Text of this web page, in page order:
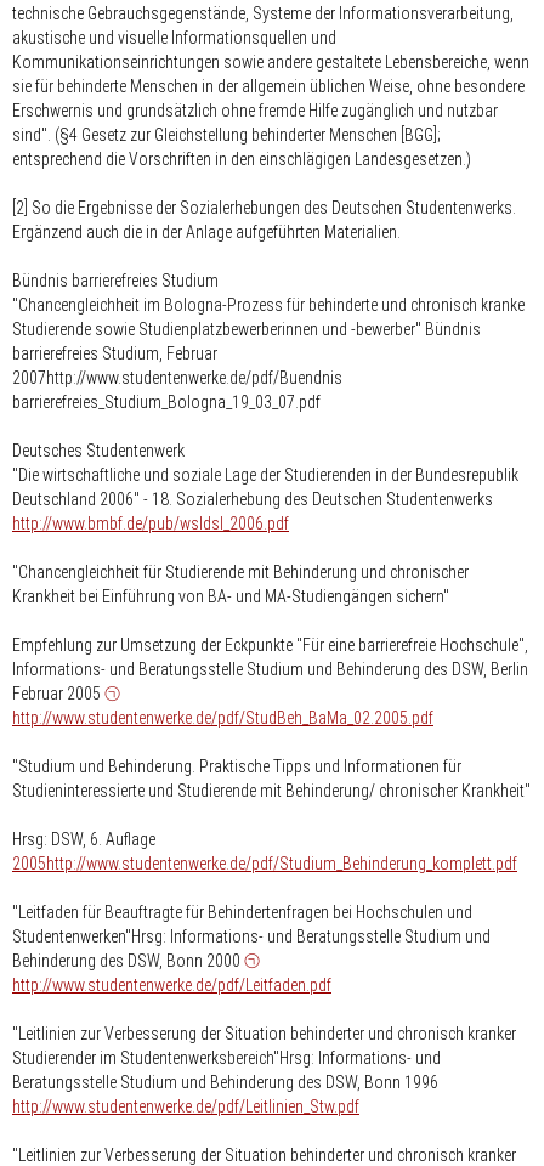
technische Gebrauchsgegenstände, Systeme der Informationsverarbeitung,
akustische und visuelle Informationsquellen und
Kommunikationseinrichtungen sowie andere gestaltete Lebensbereiche, wenn
sie für behinderte Menschen in der allgemein üblichen Weise, ohne besondere
Erschwernis und grundsätzlich ohne fremde Hilfe zugänglich und nutzbar
sind". (§4 Gesetz zur Gleichstellung behinderter Menschen [BGG];
entsprechend die Vorschriften in den einschlägigen Landesgesetzen.)
[2] So die Ergebnisse der Sozialerhebungen des Deutschen Studentenwerks.
Ergänzend auch die in der Anlage aufgeführten Materialien.
Bündnis barrierefreies Studium
"Chancengleichheit im Bologna-Prozess für behinderte und chronisch kranke
Studierende sowie Studienplatzbewerberinnen und -bewerber" Bündnis
barrierefreies Studium, Februar
2007http://www.studentenwerke.de/pdf/Buendnis
barrierefreies_Studium_Bologna_19_03_07.pdf
Deutsches Studentenwerk
"Die wirtschaftliche und soziale Lage der Studierenden in der Bundesrepublik
Deutschland 2006" - 18. Sozialerhebung des Deutschen Studentenwerks
http://www.bmbf.de/pub/wsldsl_2006.pdf
"Chancengleichheit für Studierende mit Behinderung und chronischer
Krankheit bei Einführung von BA- und MA-Studiengängen sichern"
Empfehlung zur Umsetzung der Eckpunkte "Für eine barrierefreie Hochschule",
Informations- und Beratungsstelle Studium und Behinderung des DSW, Berlin
Februar 2005
http://www.studentenwerke.de/pdf/StudBeh_BaMa_02.2005.pdf
"Studium und Behinderung. Praktische Tipps und Informationen für
Studieninteressierte und Studierende mit Behinderung/ chronischer Krankheit"
Hrsg: DSW, 6. Auflage
2005http://www.studentenwerke.de/pdf/Studium_Behinderung_komplett.pdf
"Leitfaden für Beauftragte für Behindertenfragen bei Hochschulen und
Studentenwerken"Hrsg: Informations- und Beratungsstelle Studium und
Behinderung des DSW, Bonn 2000
http://www.studentenwerke.de/pdf/Leitfaden.pdf
"Leitlinien zur Verbesserung der Situation behinderter und chronisch kranker
Studierender im Studentenwerksbereich"Hrsg: Informations- und
Beratungsstelle Studium und Behinderung des DSW, Bonn 1996
http://www.studentenwerke.de/pdf/Leitlinien_Stw.pdf
"Leitlinien zur Verbesserung der Situation behinderter und chronisch kranker